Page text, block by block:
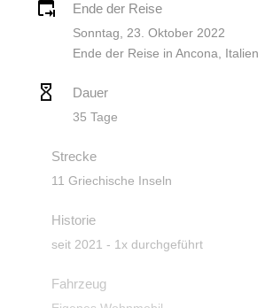
Ende der Reise
Sonntag, 23. Oktober 2022
Ende der Reise in Ancona, Italien
Dauer
35 Tage
Strecke
11 Griechische Inseln
Historie
seit 2021 - 1x durchgeführt
Fahrzeug